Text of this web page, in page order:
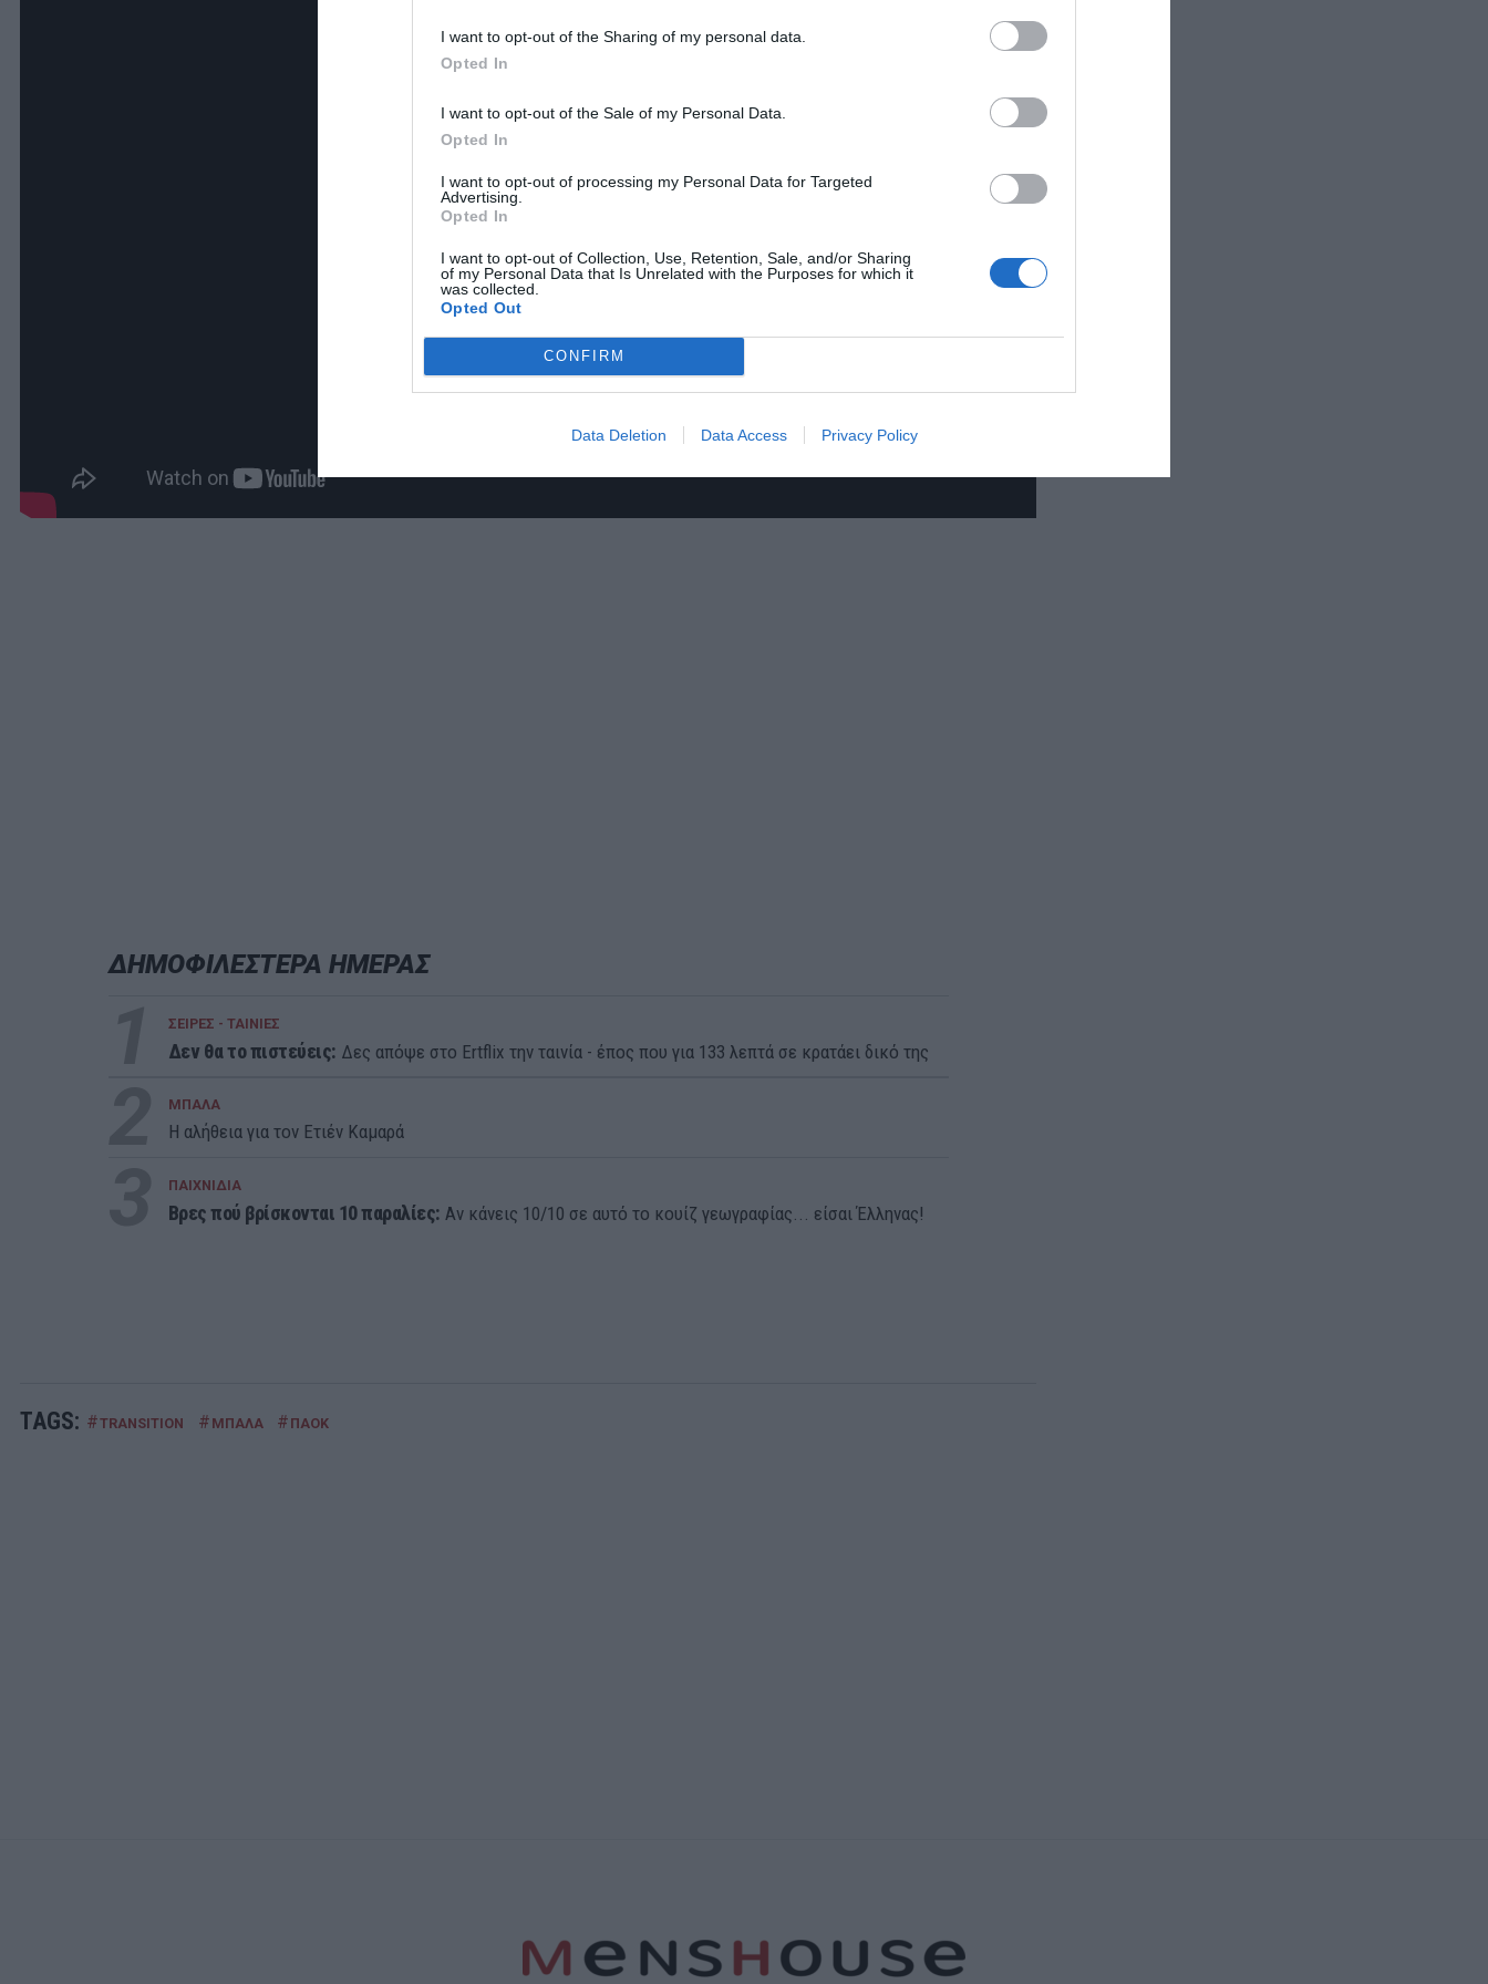
I want to opt-out of the Sharing of my personal data.
Opted In
I want to opt-out of the Sale of my Personal Data.
Opted In
I want to opt-out of processing my Personal Data for Targeted
Advertising.
Opted In
I want to opt-out of Collection, Use, Retention, Sale, and/or Sharing
of my Personal Data that Is Unrelated with the Purposes for which it
was collected.
Opted Out
CONFIRM
Data Deletion Data Access Privacy Policy
ΔΗΜΟΦΙΛΕΣΤΕΡΑ ΗΜΕΡΑΣ
ΣΕΙΡΕΣ - ΤΑΙΝΙΕΣ
Δεν θα το πιστεύεις: Δες απόψε στο Ertflix την ταινία - έπος που για 133 λεπτά σε κρατάει δικό της
ΜΠΑΛΑ
Η αλήθεια για τον Ετιέν Καμαρά
ΠΑΙΧΝΙΔΙΑ
Βρες πού βρίσκονται 10 παραλίες: Αν κάνεις 10/10 σε αυτό το κουίζ γεωγραφίας... είσαι Έλληνας!
TAGS: #TRANSITION # ΜΠΑΛΑ # ΠΑΟΚ